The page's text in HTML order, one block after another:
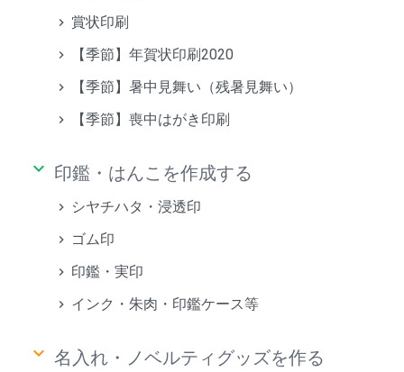
賞状印刷
【季節】年賀状印刷2020
【季節】暑中見舞い（残暑見舞い）
【季節】喪中はがき印刷
keyboard_arrow_down 印鑑・はんこを作成する
シヤチハタ・浸透印
ゴム印
印鑑・実印
インク・朱肉・印鑑ケース等
keyboard_arrow_down 名入れ・ノベルティグッズを作る